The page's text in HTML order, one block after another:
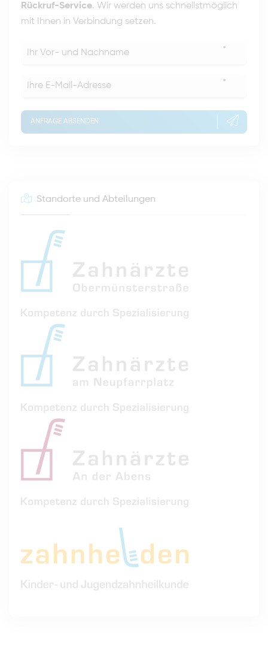
Rückruf-Service. Wir werden uns schnellstmöglich
mit Ihnen in Verbindung setzen.
*
*
ANFRAGE ABSENDEN
Standorte und Abteilungen